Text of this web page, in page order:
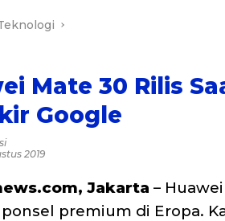
Mate 30 Rilis
Google
2019
Jakarta –
premium di Eropa.